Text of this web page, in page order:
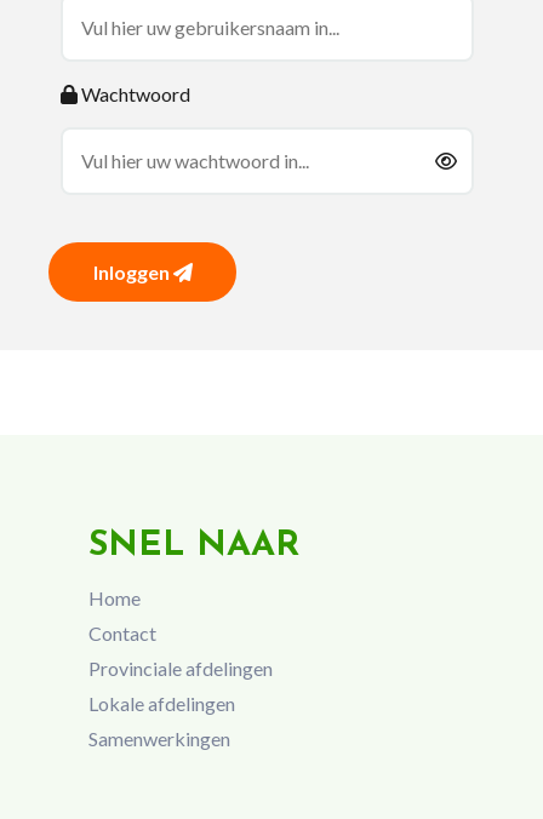
Wachtwoord
Inloggen
SNEL NAAR
Home
Contact
Provinciale afdelingen
Lokale afdelingen
Samenwerkingen